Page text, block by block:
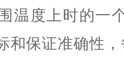
温度上时的一
和保证准确性